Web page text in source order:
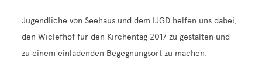
Jugendliche von Seehaus und dem IJGD helfen uns dabei,
den Wiclefhof für den Kirchentag 2017 zu gestalten und
zu einem einladenden Begegnungsort zu machen.